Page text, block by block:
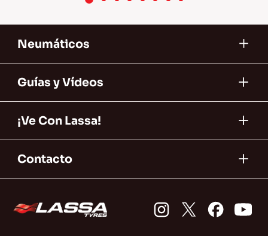
Neumáticos
Guías y Vídeos
¡Ve Con Lassa!
Contacto